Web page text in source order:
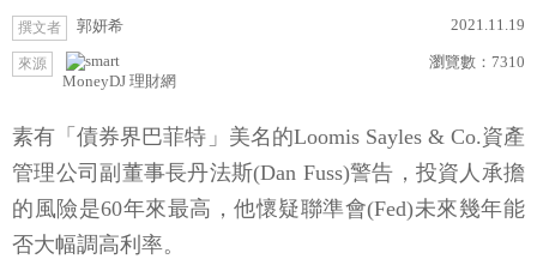
撰文者 郭妍希 2021.11.19
來源
MoneyDJ 理財網
瀏覽數： 7310
素有「債券界巴菲特」美名的Loomis Sayles & Co.資產
管理公司副董事長丹法斯(Dan Fuss)警告，投資人承擔
的風險是60年來最高，他懷疑聯準會(Fed)未來幾年能
否大幅調高利率。